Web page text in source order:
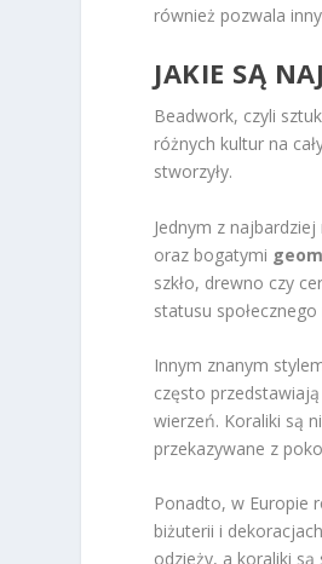
również pozwala
JAKIE SĄ
Beadwork, czyli
różnych kultur na
stworzyły.
Jednym z
oraz bogatymi
szkło, drewno czy
statusu
Innym znanym
często przedstawiają
wierzeń. Koraliki są
przekazywane z
Ponadto, w Europie
biżuterii i
odzieży, a koraliki